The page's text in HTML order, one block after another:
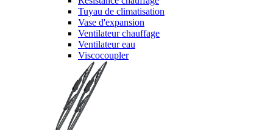
Tuyau de climatisation
Vase d'expansion
Ventilateur chauffage
Ventilateur eau
Viscocoupler